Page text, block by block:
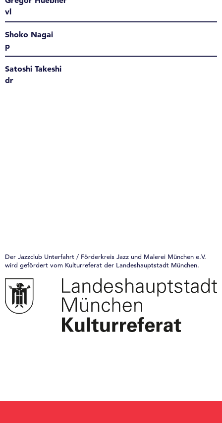
vl
Shoko Nagai
p
Satoshi Takeshi
dr
Der Jazzclub Unterfahrt / Förderkreis Jazz und Malerei München e.V.
wird gefördert vom Kulturreferat der Landeshauptstadt München.